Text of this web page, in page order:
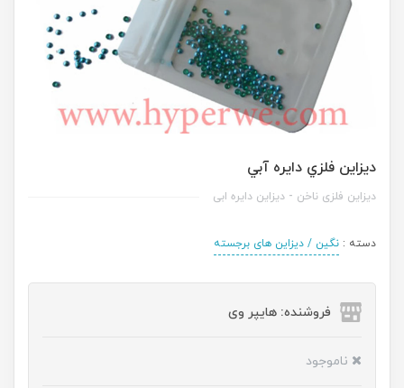
ديزاين فلزي دايره آبي
دیزاین فلزی ناخن - دیزاین دایره ابی
دسته : نگین / دیزاین های برجسته
فروشنده: هایپر وی
ناموجود